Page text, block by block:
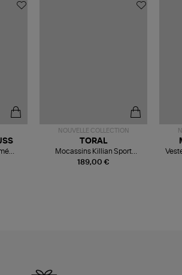
NOUVELLE COLLECTION
189,00 €
TORAL
Mocassins Killian Sport
Mousse